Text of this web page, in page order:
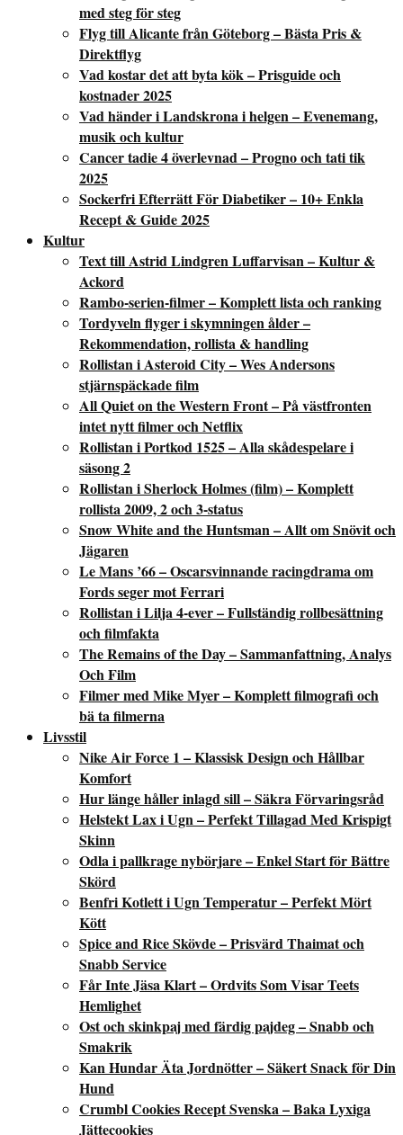
med steg för steg
Flyg till Alicante från Göteborg – Bästa Pris &
Direktflyg
Vad kostar det att byta kök – Prisguide och
kostnader 2025
Vad händer i Landskrona i helgen – Evenemang,
musik och kultur
Cancer tadie 4 överlevnad – Progno och tati tik
2025
Sockerfri Efterrätt För Diabetiker – 10+ Enkla
Recept & Guide 2025
Kultur
Text till Astrid Lindgren Luffarvisan – Kultur &
Ackord
Rambo-serien-filmer – Komplett lista och ranking
Tordyveln flyger i skymningen ålder –
Rekommendation, rollista & handling
Rollistan i Asteroid City – Wes Andersons
stjärnspäckade film
All Quiet on the Western Front – På västfronten
intet nytt filmer och Netflix
Rollistan i Portkod 1525 – Alla skådespelare i
säsong 2
Rollistan i Sherlock Holmes (film) – Komplett
rollista 2009, 2 och 3-status
Snow White and the Huntsman – Allt om Snövit och
Jägaren
Le Mans ’66 – Oscarsvinnande racingdrama om
Fords seger mot Ferrari
Rollistan i Lilja 4-ever – Fullständig rollbesättning
och filmfakta
The Remains of the Day – Sammanfattning, Analys
Och Film
Filmer med Mike Myer – Komplett filmografi och
bä ta filmerna
Livsstil
Nike Air Force 1 – Klassisk Design och Hållbar
Komfort
Hur länge håller inlagd sill – Säkra Förvaringsråd
Helstekt Lax i Ugn – Perfekt Tillagad Med Krispigt
Skinn
Odla i pallkrage nybörjare – Enkel Start för Bättre
Skörd
Benfri Kotlett i Ugn Temperatur – Perfekt Mört
Kött
Spice and Rice Skövde – Prisvärd Thaimat och
Snabb Service
Får Inte Jäsa Klart – Ordvits Som Visar Teets
Hemlighet
Ost och skinkpaj med färdig pajdeg – Snabb och
Smakrik
Kan Hundar Äta Jordnötter – Säkert Snack för Din
Hund
Crumbl Cookies Recept Svenska – Baka Lyxiga
Jättecookies